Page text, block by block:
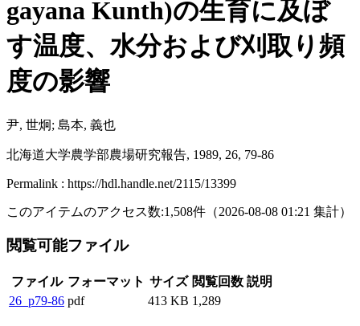
gayana Kunth)の生育に及ぼ
す温度、水分および刈取り頻
度の影響
尹, 世炯; 島本, 義也
北海道大学農学部農場研究報告, 1989, 26, 79-86
Permalink : https://hdl.handle.net/2115/13399
このアイテムのアクセス数:1,508件 （2026-08-08 01:21 集計）
閲覧可能ファイル
ファイル フォーマット サイズ 閲覧回数 説明
26_p79-86 pdf 413 KB 1,289